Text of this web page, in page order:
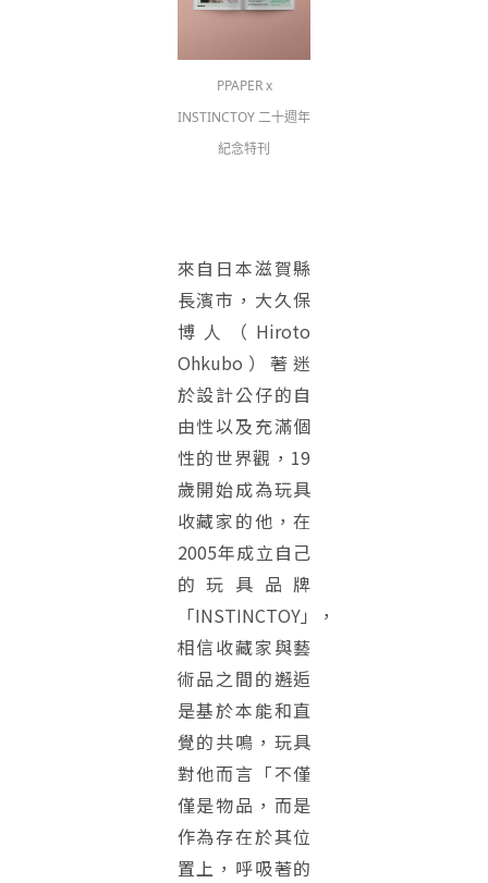
PPAPER x
INSTINCTOY 二十週年
紀念特刊
來自日本滋賀縣
長濱市，大久保
博人（Hiroto
Ohkubo）著迷
於設計公仔的自
由性以及充滿個
性的世界觀，19
歲開始成為玩具
收藏家的他，在
2005年成立自己
的玩具品牌
「INSTINCTOY」，
相信收藏家與藝
術品之間的邂逅
是基於本能和直
覺的共鳴，玩具
對他而言「不僅
僅是物品，而是
作為存在於其位
置上，呼吸著的